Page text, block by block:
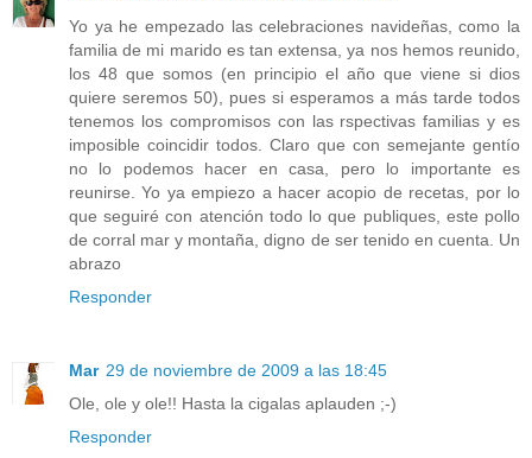
Yo ya he empezado las celebraciones navideñas, como la
familia de mi marido es tan extensa, ya nos hemos reunido,
los 48 que somos (en principio el año que viene si dios
quiere seremos 50), pues si esperamos a más tarde todos
tenemos los compromisos con las rspectivas familias y es
imposible coincidir todos. Claro que con semejante gentío
no lo podemos hacer en casa, pero lo importante es
reunirse. Yo ya empiezo a hacer acopio de recetas, por lo
que seguiré con atención todo lo que publiques, este pollo
de corral mar y montaña, digno de ser tenido en cuenta. Un
abrazo
Responder
Mar 29 de noviembre de 2009 a las 18:45
Ole, ole y ole!! Hasta la cigalas aplauden ;-)
Responder